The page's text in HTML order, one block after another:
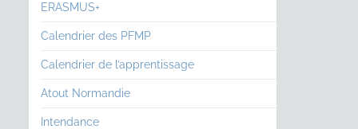
ERASMUS+
Calendrier des PFMP
Calendrier de l’apprentissage
Atout Normandie
Intendance